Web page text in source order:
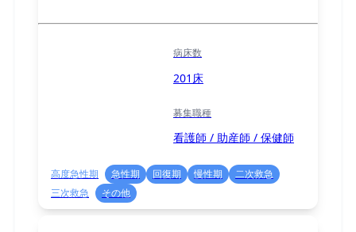
病床数
201床
募集職種
看護師 / 助産師 / 保健師
高度急性期 急性期 回復期 慢性期
二次救急
三次救急
その他